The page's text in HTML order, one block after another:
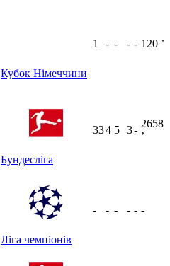
Кубок Німеччини
1 - - - - 120 ʼ
Бундесліга
334 5 3-
2658
ʼ
Ліга чемпіонів
- - - - - -